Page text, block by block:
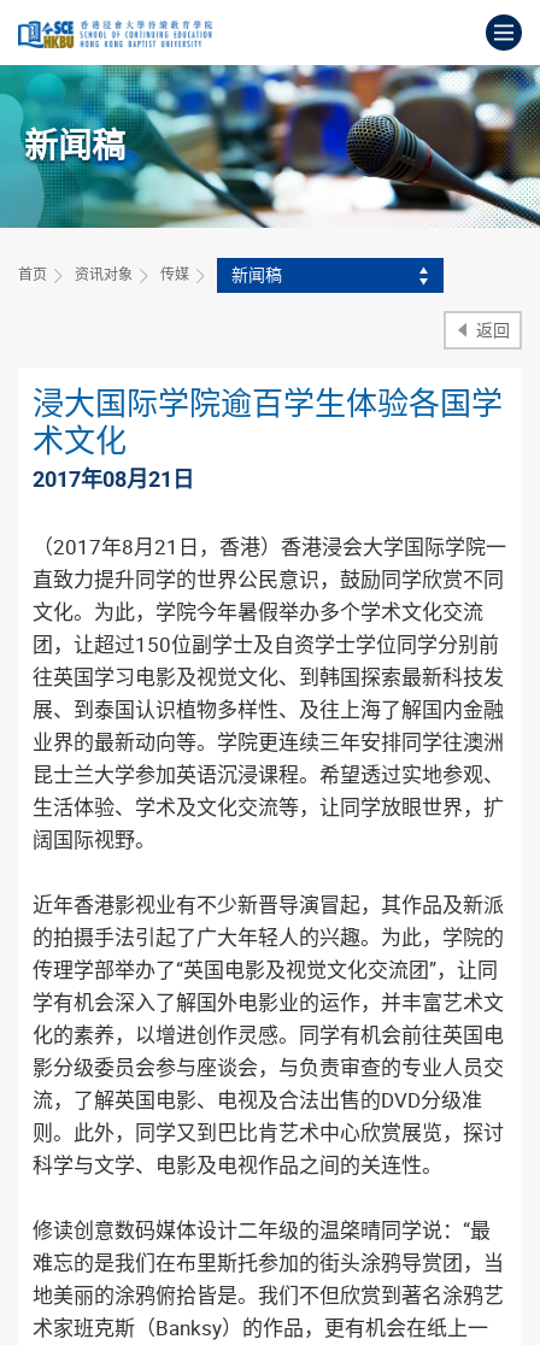
内
打
始
新闻稿
首页 资讯对象 传媒 新闻稿
返回
浸大国际学院逾百学生体验各国学
术文化
2017年08月21日
（2017年8月21日，香港）香港浸会大学国际学院一
直致力提升同学的世界公民意识，鼓励同学欣赏不同
文化。为此，学院今年暑假举办多个学术文化交流
团，让超过150位副学士及自资学士学位同学分别前
往英国学习电影及视觉文化、到韩国探索最新科技发
展、到泰国认识植物多样性、及往上海了解国内金融
业界的最新动向等。学院更连续三年安排同学往澳洲
昆士兰大学参加英语沉浸课程。希望透过实地参观、
生活体验、学术及文化交流等，让同学放眼世界，扩
阔国际视野。
近年香港影视业有不少新晋导演冒起，其作品及新派
的拍摄手法引起了广大年轻人的兴趣。为此，学院的
传理学部举办了“英国电影及视觉文化交流团”，让同
学有机会深入了解国外电影业的运作，并丰富艺术文
化的素养，以增进创作灵感。同学有机会前往英国电
影分级委员会参与座谈会，与负责审查的专业人员交
流，了解英国电影、电视及合法出售的DVD分级准
则。此外，同学又到巴比肯艺术中心欣赏展览，探讨
科学与文学、电影及电视作品之间的关连性。
修读创意数码媒体设计二年级的温棨晴同学说：“最
难忘的是我们在布里斯托参加的街头涂鸦导赏团，当
地美丽的涂鸦俯拾皆是。我们不但欣赏到著名涂鸦艺
术家班克斯（Banksy）的作品，更有机会在纸上一